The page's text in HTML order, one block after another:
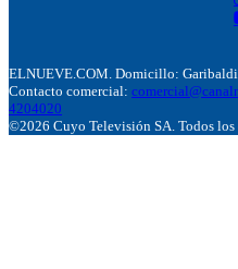
ELNUEVE.COM. Domicillo:
Contacto comercial:
4204020
©2026 Cuyo Televisión SA. Todos los